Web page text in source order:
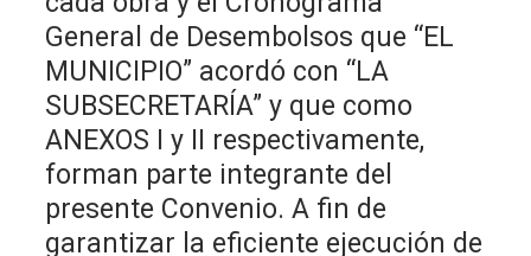
General de Desembolsos que “EL
MUNICIPIO” acordó con “LA
SUBSECRETARÍA” y que como
ANEXOS I y II respectivamente,
forman parte integrante del
presente Convenio. A fin de
garantizar la eficiente ejecución de